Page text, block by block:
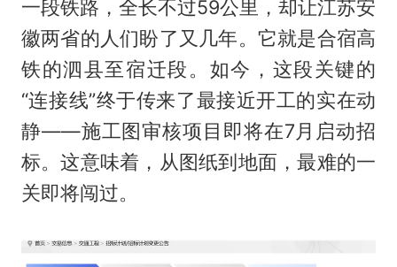
一段铁路，全长不过59公里，却让江苏安
徽两省的人们盼了又几年。它就是合宿高
铁的泗县至宿迁段。如今，这段关键的
“连接线”终于传来了最接近开工的实在动
静——施工图审核项目即将在7月启动招
标。这意味着，从图纸到地面，最难的一
关即将闯过。